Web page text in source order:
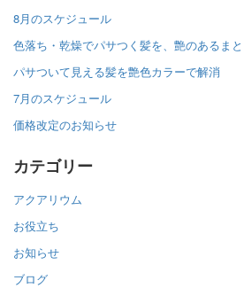
8月のスケジュール
色落ち・乾燥でパサつく髪を、艶のあるま
パサついて見える髪を艶色カラーで解消
7月のスケジュール
価格改定のお知らせ
カテゴリー
アクアリウム
お役立ち
お知らせ
ブログ